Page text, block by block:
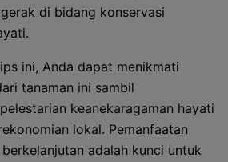
di bidang konservasi
ini, Anda dapat menikmati
tanaman ini sambil
keanekaragaman hayati
lokal. Pemanfaatan
adalah kunci untuk